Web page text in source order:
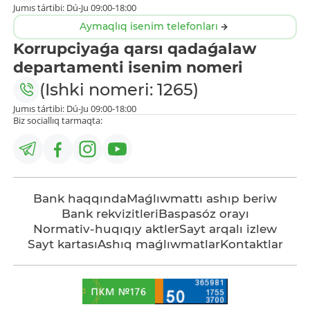
Jumıs tártibi: Dú-Ju 09:00-18:00
Aymaqlıq isenim telefonları
Korrupciyaǵa qarsı qadaǵalaw
departamenti isenim nomeri
(Ishki nomeri: 1265)
Jumıs tártibi: Dú-Ju 09:00-18:00
Biz sociallıq tarmaqta:
Bank haqqındaMaǵlıwmattı ashıp beriw
Bank rekvizitleriBaspasóz orayı
Normativ-huqıqıy aktlerSayt arqalı izlew
Sayt kartasıAshıq maǵlıwmatlarKontaktlar